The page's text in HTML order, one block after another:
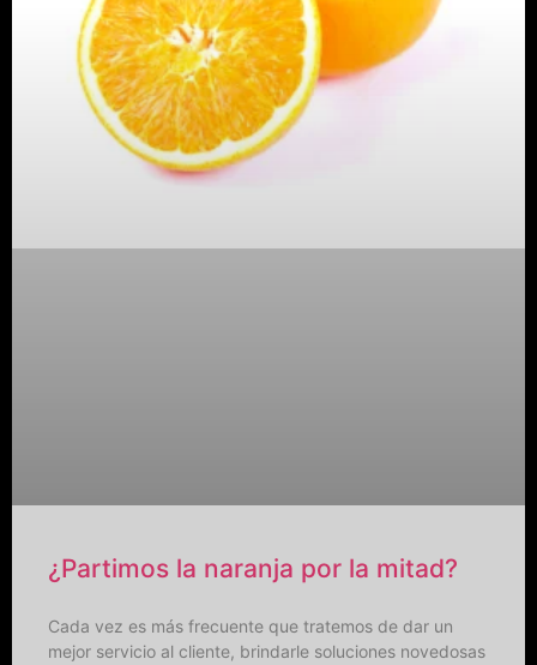
¿Partimos la naranja por la mitad?
Cada vez es más frecuente que tratemos de dar un
mejor servicio al cliente, brindarle soluciones novedosas